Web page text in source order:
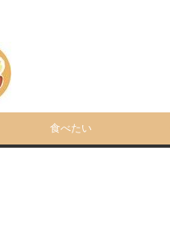
食べたい